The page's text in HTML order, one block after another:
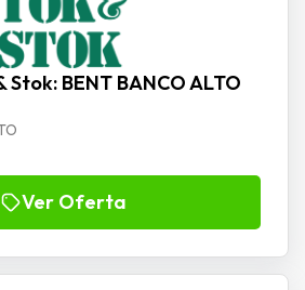
BENT BANCO ALTO
Ver Oferta